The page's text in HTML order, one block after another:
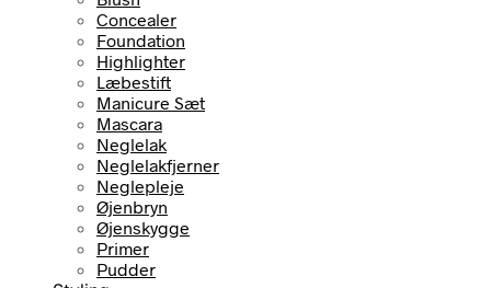
Concealer
Foundation
Highlighter
Læbestift
Manicure Sæt
Mascara
Neglelak
Neglelakfjerner
Neglepleje
Øjenbryn
Øjenskygge
Primer
Pudder